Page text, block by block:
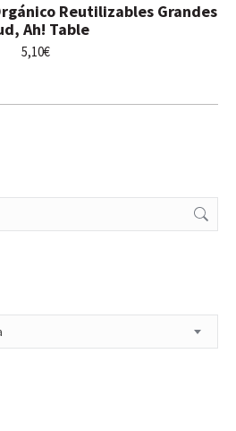
Reutilizables Grandes
Ah! Table
5,10€